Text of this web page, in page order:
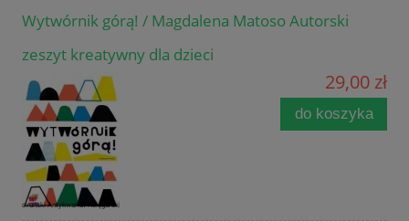
Wytwórnik górą! / Magdalena Matoso Autorski
zeszyt kreatywny dla dzieci
29,00 zł
do koszyka